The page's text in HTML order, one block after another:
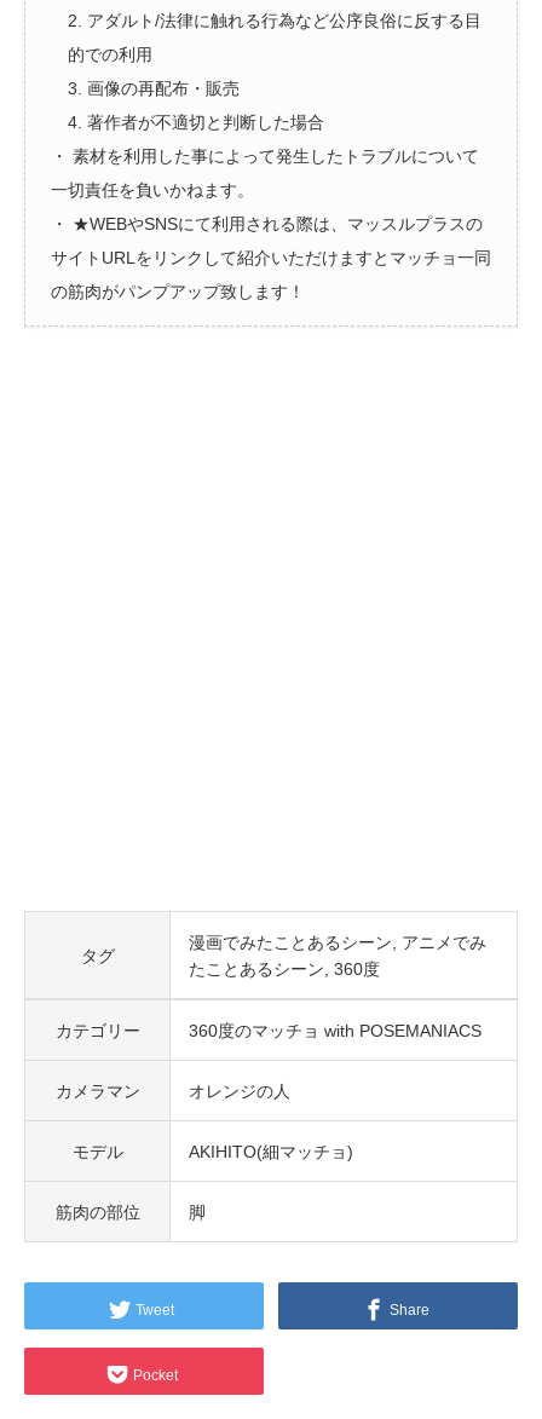
2. アダルト/法律に触れる行為など公序良俗に反する目
的での利用
3. 画像の再配布・販売
4. 著作者が不適切と判断した場合
・ 素材を利用した事によって発生したトラブルについて
一切責任を負いかねます。
・ ★WEBやSNSにて利用される際は、マッスルプラスの
サイトURLをリンクして紹介いただけますとマッチョ一同
の筋肉がパンプアップ致します！
タグ
漫画でみたことあるシーン
アニメでみ
たことあるシーン 360度
カテゴリー 360度のマッチョ with POSEMANIACS
カメラマン オレンジの人
モデル AKIHITO(細マッチョ)
筋肉の部位 脚
Tweet Share
Pocket